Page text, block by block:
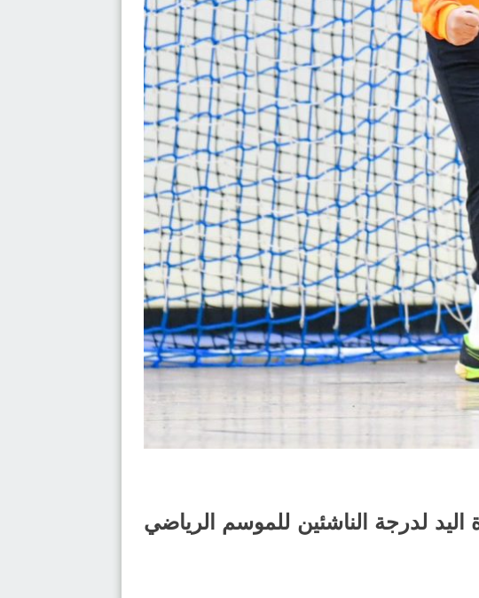
لدرجة الناشئين للموسم الرياضي